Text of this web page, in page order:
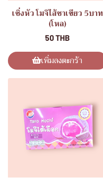
เซิ่งหัว โมจิไส้ชาเขียว 5บาท
(โหล)
50 THB
เพิ่มลงตะกร้า